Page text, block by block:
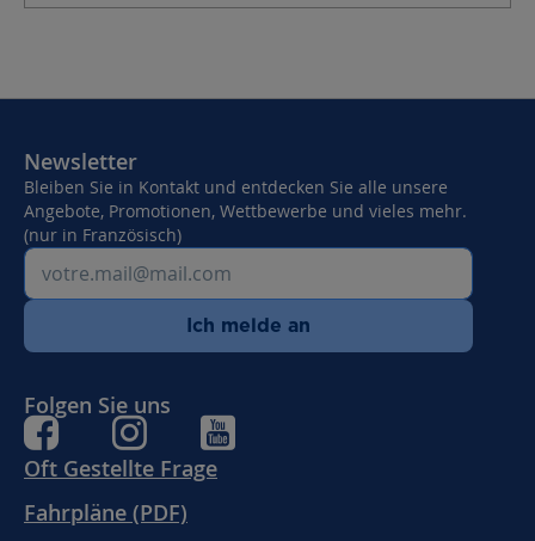
Oft Gestellte Frage
Fahrpläne (PDF)
Newsletter
Bleiben Sie in Kontakt und entdecken Sie alle unsere
Angebote, Promotionen, Wettbewerbe und vieles mehr.
(nur in Französisch)
Ich melde an
Folgen Sie uns